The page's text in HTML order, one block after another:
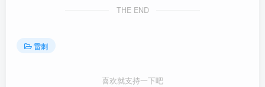
THE END
雷刺
喜欢就支持一下吧